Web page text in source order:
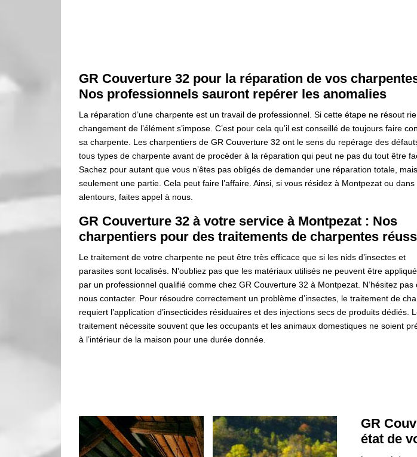
GR Couverture 32 pour la réparation de vos
Nos professionnels sauront repérer les anomalies
La réparation d’une charpente est un travail de professionnel. Si cette étape ne résout
changement de l’élément s’impose. C’est pour cela qu’il est conseillé de toujours faire
sa charpente. Les charpentiers de GR Couverture 32 ont le sens du repérage des
tous types de charpente avant de procéder à la réparation qui peut ne pas du tout être
Sachez pour autant que vous n’êtes pas obligés de demander une réparation totale, mais
seulement une partie. Cela peut faire l’affaire. Ainsi, si vous résidez à Montpezat ou dans
alentours, faites appel à nous.
GR Couverture 32 à votre service à Montpezat : Nos
charpentiers pour des traitements de charpentes
Le traitement de votre charpente ne peut être très efficace que si les nids d’insectes et
parasites sont localisés. N'oubliez pas que les matériaux utilisés ne peuvent être
par un professionnel qualifié comme chez GR Couverture 32 à Montpezat. N’hésitez pas
nous contacter. Pour résoudre correctement un problème d’insectes, le traitement de
requiert l’application d’insecticides résiduaires et des injections secs de produits dédiés.
traitement nécessite souvent que les occupants et les animaux domestiques ne soient
à l’intérieur de la maison pour une durée donnée.
GR
état de